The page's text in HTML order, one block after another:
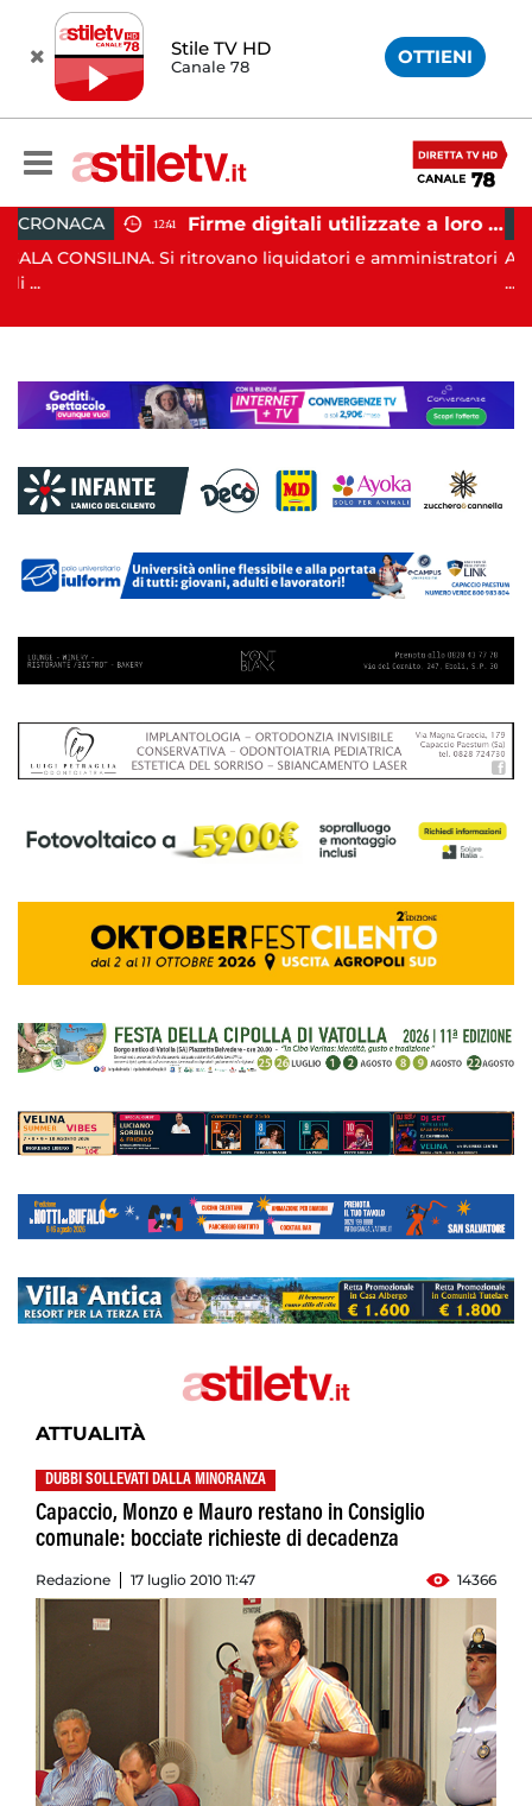
Stile TV HD
Canale 78 OTTIENI
Firme digitali utilizzate a loro insaputa: 9 indagati nel Vallo di Diano
ritrovano liquidatori e amministratori
CRONACA 11:39
ANGRI. In data 6 agosto
ATTUALITÀ
DUBBI SOLLEVATI DALLA MINORANZA
Capaccio, Monzo e Mauro restano in Consiglio
comunale: bocciate richieste di decadenza
Redazione 17 luglio 2010 11:47 14366